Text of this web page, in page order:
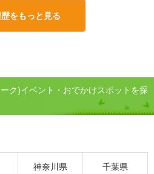
をもっと見る
ク)イベント・おでかけスポットを探
神奈川県 千葉県